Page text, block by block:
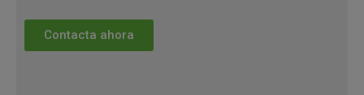
Contacta ahora